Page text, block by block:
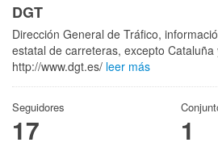
DGT
Dirección General de Tráfico,
estatal de carreteras, excepto Cataluña
http://www.dgt.es/ leer más
Seguidores
17 1